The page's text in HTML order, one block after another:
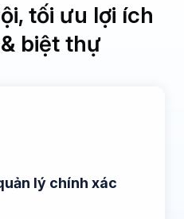
tối ưu lợi ích
biệt thự
lý chính xác